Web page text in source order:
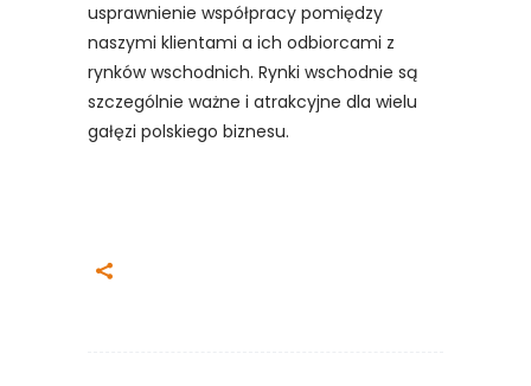
usprawnienie współpracy pomiędzy
naszymi klientami a ich odbiorcami z
rynków wschodnich. Rynki wschodnie są
szczególnie ważne i atrakcyjne dla wielu
gałęzi polskiego biznesu.